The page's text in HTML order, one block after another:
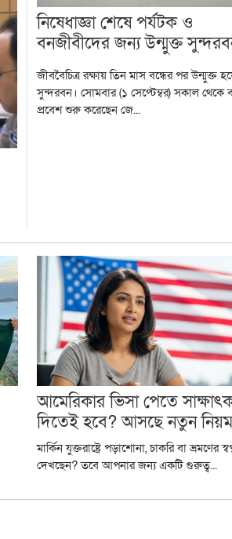
নিষেধাজ্ঞা শেষে পর্যটক ও
বনজীবীদের জন্য উন্মুক্ত
জীববৈচিত্র রক্ষায় তিন মাস বন্ধের পর উন্মুক্ত
সুন্দরবন। সোমবার (১ সেপ্টেম্বর) সকাল থেকে
প্রবেশ শুরু করেছেন জে...
আমেরিকার ভিসা পেতে
দিতেই হবে? আসছে নতুন নিয়ম
মার্কিন যুক্তরাষ্ট্রে পড়াশোনা, চাকরি বা ভ্রমণের
দেখছেন? তবে আপনার জন্য একটি গুরুত্ব...